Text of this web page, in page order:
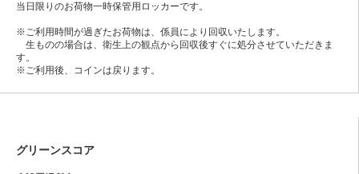
当日限りのお荷物一時保管用ロッカーです。
※ご利用時間が過ぎたお荷物は、係員により回収いたします。
生ものの場合は、衛生上の観点から回収後すぐに処分させていただきま
す。
※ご利用後、コインは戻ります。
グリーンスコア